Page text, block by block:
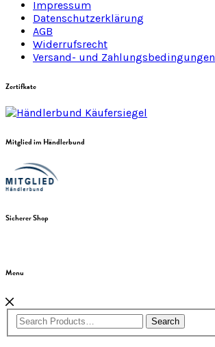
Impressum
Datenschutzerklärung
AGB
Widerrufsrecht
Versand- und Zahlungsbedingungen
Zertifkate
Mitglied im Händlerbund
Sicherer Shop
Menu
Search